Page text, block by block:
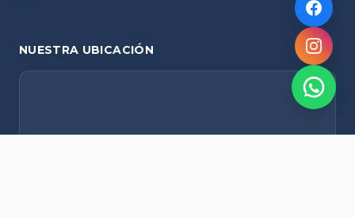
NUESTRA UBICACIÓN